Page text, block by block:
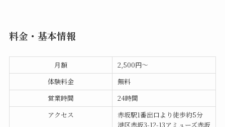
料金・基本情報
月額
2,500円〜
体験料金
無料
営業時間
24時間
アクセス
赤坂駅1番出口より徒歩約5分
港区赤坂3-12-13アミューズ赤坂